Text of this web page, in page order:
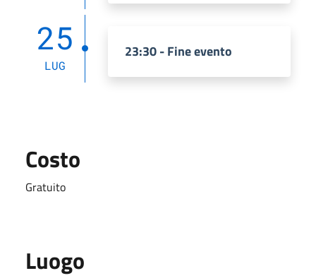
25
LUG
23:30 - Fine evento
Costo
Gratuito
Luogo